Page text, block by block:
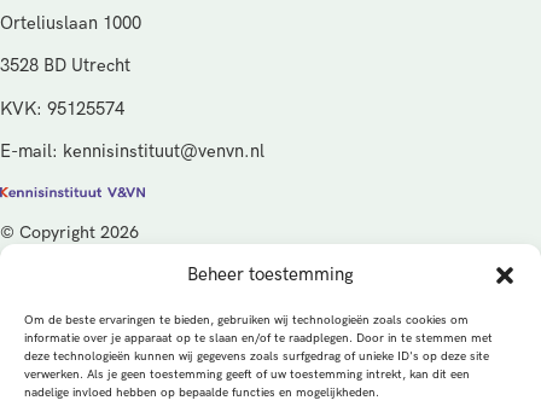
Beheer toestemming
Om de beste ervaringen te bieden, gebruiken wij technologieën zoals cookies om
informatie over je apparaat op te slaan en/of te raadplegen. Door in te stemmen met
deze technologieën kunnen wij gegevens zoals surfgedrag of unieke ID's op deze site
verwerken. Als je geen toestemming geeft of uw toestemming intrekt, kan dit een
nadelige invloed hebben op bepaalde functies en mogelijkheden.
Orteliuslaan 1000
3528 BD Utrecht
KVK: 95125574
E-mail: kennisinstituut@venvn.nl
© Copyright 2026
De activiteiten van het Kennisinstituut V&VN worden gefinancierd
vanuit de kwaliteitsgelden van het ministerie van Volksgezondheid,
Welzijn en Sport (VWS), beheerd door ZonMw.
PrivacybeleidCookiesAlgemene voorwaarden